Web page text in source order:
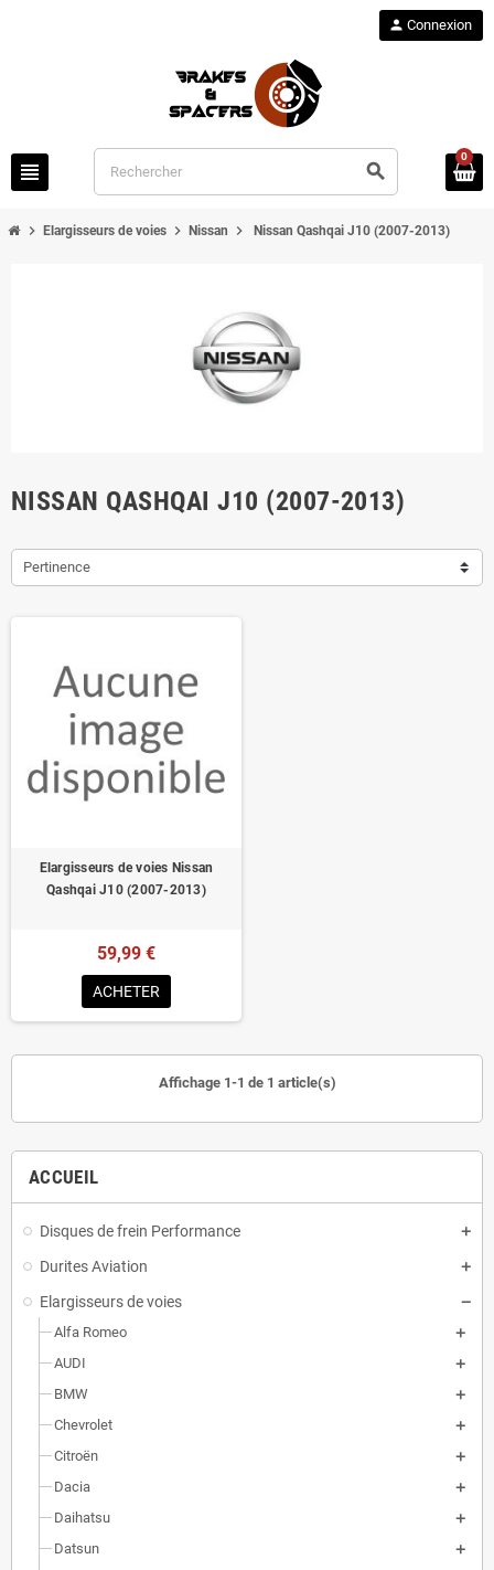
view_headline search
person Connexion
0
chevron_right Elargisseurs de voies chevron_right Nissan chevron_right Nissan Qashqai J10 (2007-2013)
ACCUEIL
Disques de frein Performance
Durites Aviation
Elargisseurs de voies
Alfa Romeo
AUDI
BMW
Chevrolet
Citroën
Dacia
Daihatsu
Datsun
NISSAN QASHQAI J10 (2007-2013)
Pertinence
Elargisseurs de voies Nissan
Qashqai J10 (2007-2013)
59,99 €
ACHETER
Affichage 1-1 de 1 article(s)